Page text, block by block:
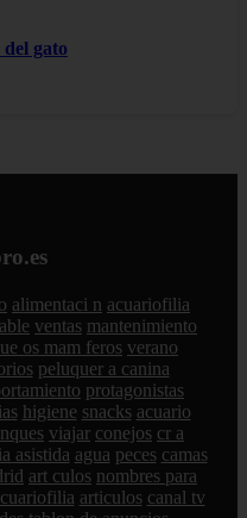
gato
alimentaci n acuariofilia
ventas mantenimiento
os mam feros verano
peluquer a canina
protagonistas
higiene snacks acuario
viajar conejos cr a
asistida agua peces camas
art culos nombres para
articulos canal tv